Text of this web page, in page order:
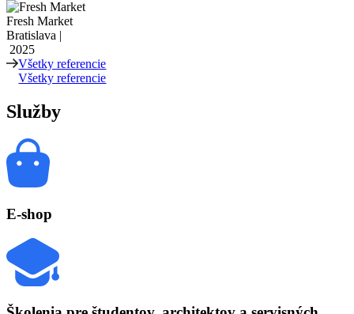
Fresh Market
Bratislava |
2025
Všetky referencie
Všetky referencie
Služby
E-shop